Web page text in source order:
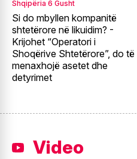
Shqipëria 6 Gusht
Si do mbyllen kompanitë
shtetërore në likuidim? -
Krijohet “Operatori i
Shoqërive Shtetërore”, do të
menaxhojë asetet dhe
detyrimet
Video